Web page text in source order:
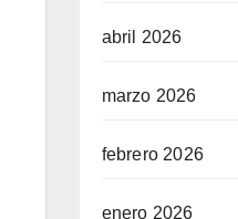
abril 2026
marzo 2026
febrero 2026
enero 2026